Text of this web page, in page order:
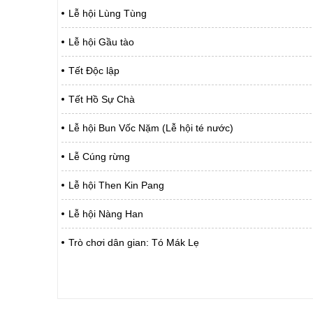
Lễ hội Lùng Tùng
Lễ hội Gầu tào
Tết Độc lập
Tết Hồ Sự Chà
Lễ hội Bun Vốc Nặm (Lễ hội té nước)
Lễ Cúng rừng
Lễ hội Then Kin Pang
Lễ hội Nàng Han
Trò chơi dân gian: Tó Mák Lẹ